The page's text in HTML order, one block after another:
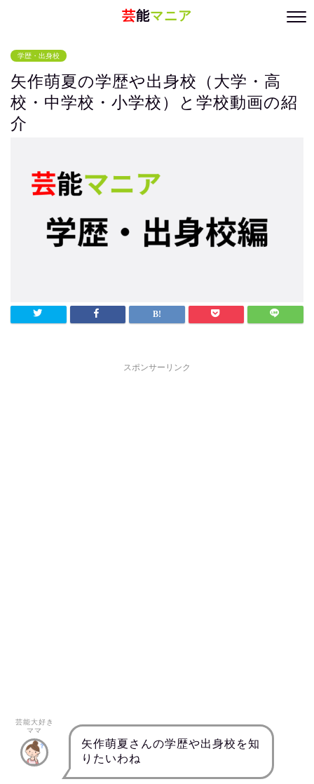
芸能マニア
学歴・出身校
矢作萌夏の学歴や出身校（大学・高
校・中学校・小学校）と学校動画の紹
介
スポンサーリンク
芸能大好き
ママ
矢作萌夏さんの学歴や出身校を知
りたいわね